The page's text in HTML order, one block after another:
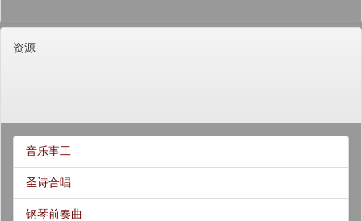
资源
音乐事工
圣诗合唱
钢琴前奏曲